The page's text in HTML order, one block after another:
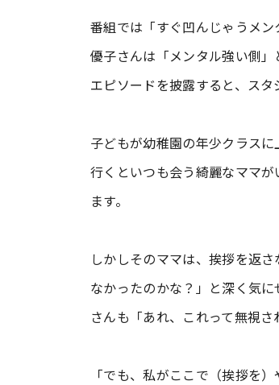
番組では「すぐ凹んじゃうメ
優子さんは「メンタル強い側
エピソードを披露すると、スタ
子どもが幼稚園の年少クラス
行くといつも会う綺麗なママ
ます。
しかしそのママは、挨拶を返
なかったのかな？」と深く気
さんも「あれ、これって無視さ
「でも、私がここで（挨拶を